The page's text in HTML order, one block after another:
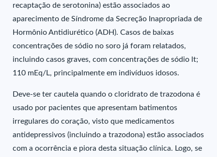
recaptação de serotonina) estão associados ao
aparecimento de Síndrome da Secreção Inapropriada de
Hormônio Antidiurético (ADH). Casos de baixas
concentrações de sódio no soro já foram relatados,
incluindo casos graves, com concentrações de sódio lt;
110 mEq/L, principalmente em indivíduos idosos.
Deve-se ter cautela quando o cloridrato de trazodona é
usado por pacientes que apresentam batimentos
irregulares do coração, visto que medicamentos
antidepressivos (incluindo a trazodona) estão associados
com a ocorrência e piora desta situação clínica. Logo, se